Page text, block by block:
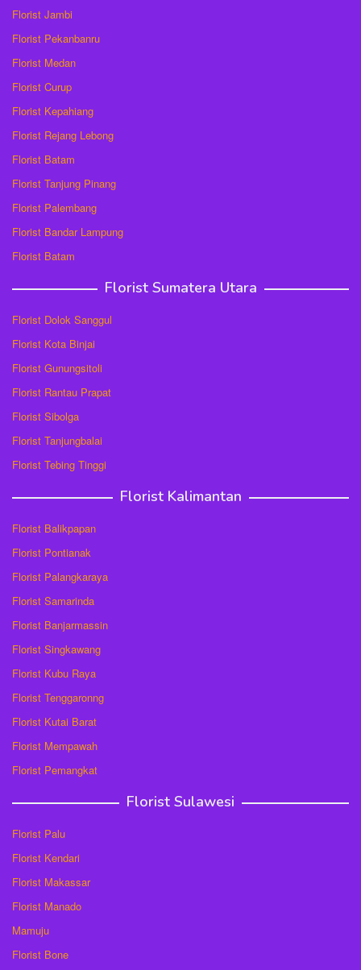
Florist Jambi
Florist Pekanbanru
Florist Medan
Florist Curup
Florist Kepahiang
Florist Rejang Lebong
Florist Batam
Florist Tanjung Pinang
Florist Palembang
Florist Bandar Lampung
Florist Batam
Florist Sumatera Utara
Florist Dolok Sanggul
Florist Kota Binjai
Florist Gunungsitoli
Florist Rantau Prapat
Florist Sibolga
Florist Tanjungbalai
Florist Tebing Tinggi
Florist Kalimantan
Florist Balikpapan
Florist Pontianak
Florist Palangkaraya
Florist Samarinda
Florist Banjarmassin
Florist Singkawang
Florist Kubu Raya
Florist Tenggaronng
Florist Kutai Barat
Florist Mempawah
Florist Pemangkat
Florist Sulawesi
Florist Palu
Florist Kendari
Florist Makassar
Florist Manado
Mamuju
Florist Bone